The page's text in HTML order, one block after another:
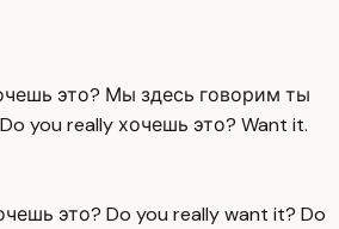
это? Мы здесь говорим ты
you really хочешь это? Want it.
это? Do you really want it? Do